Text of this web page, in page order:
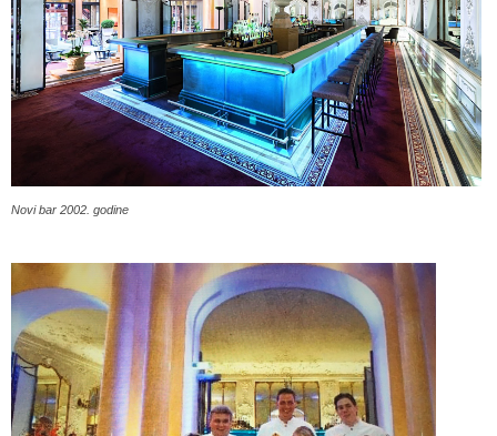
Novi bar 2002. godine